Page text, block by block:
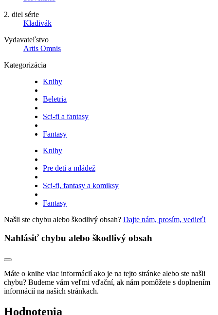
2. diel série
Kladivák
Vydavateľstvo
Artis Omnis
Kategorizácia
Knihy
Beletria
Sci-fi a fantasy
Fantasy
Knihy
Pre deti a mládež
Sci-fi, fantasy a komiksy
Fantasy
Našli ste chybu alebo škodlivý obsah? Dajte nám, prosím, vedieť!
Nahlásiť chybu alebo škodlivý obsah
Máte o knihe viac informácií ako je na tejto stránke alebo ste našli
chybu? Budeme vám veľmi vďační, ak nám pomôžete s doplnením
informácií na našich stránkach.
Hodnotenia